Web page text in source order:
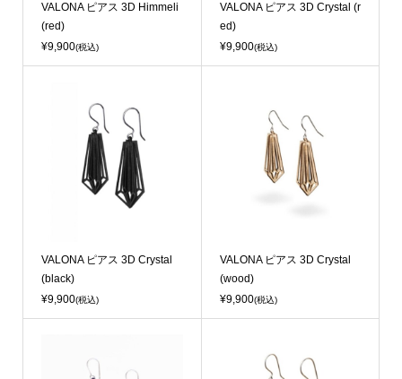
VALONA ピアス 3D Himmeli
(red)
¥9,900(税込)
VALONA ピアス 3D Crystal (r
ed)
¥9,900(税込)
VALONA ピアス 3D Crystal
(black)
¥9,900(税込)
VALONA ピアス 3D Crystal
(wood)
¥9,900(税込)